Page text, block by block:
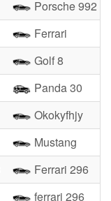
Porsche 992
Ferrari
Golf 8
Panda 30
Okokyfhjy
Mustang
Ferrari 296
ferrari 296